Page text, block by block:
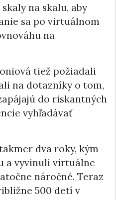
na skalu, aby
sa po virtuálnom
na
tiež požiadali
na dotazníky o tom,
do riskantných
vyhľadávať
dva roky, kým
a vyvinuli virtuálne
náročné. Teraz
500 detí v